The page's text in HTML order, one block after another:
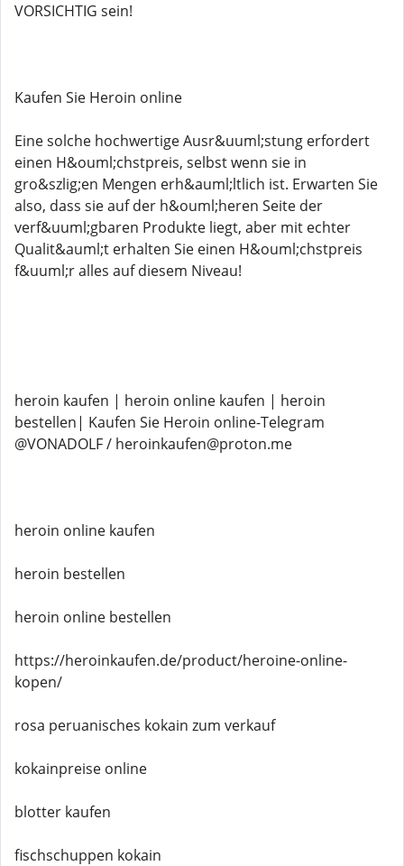
VORSICHTIG sein!
Kaufen Sie Heroin online
Eine solche hochwertige Ausr&uuml;stung erfordert
einen H&ouml;chstpreis, selbst wenn sie in
gro&szlig;en Mengen erh&auml;ltlich ist. Erwarten Sie
also, dass sie auf der h&ouml;heren Seite der
verf&uuml;gbaren Produkte liegt, aber mit echter
Qualit&auml;t erhalten Sie einen H&ouml;chstpreis
f&uuml;r alles auf diesem Niveau!
heroin kaufen | heroin online kaufen | heroin
bestellen| Kaufen Sie Heroin online-Telegram
@VONADOLF / heroinkaufen@proton.me
heroin online kaufen
heroin bestellen
heroin online bestellen
https://heroinkaufen.de/product/heroine-online-
kopen/
rosa peruanisches kokain zum verkauf
kokainpreise online
blotter kaufen
fischschuppen kokain